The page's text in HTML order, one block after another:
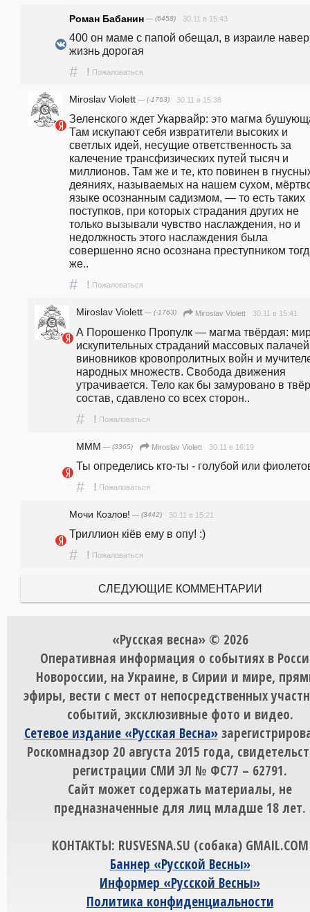
Роман Бабанин — (6458) 30.11 в 15:43
400 он маме с папой обещал, в израиле
жизнь дорогая
# ! Пожаловаться
Miroslav Violett — (-1763) 30.11 в 15:38
Зеленского ждет Укарвайр: это магма
Там искупают себя извратители высоких и
светлых идей, несущие ответственность за
калечение трансфизических путей тысяч и
миллионов. Там же и те, кто повинен в
деяниях, называемых на нашем сухом,
языке осознанным садизмом, — то есть таких
поступков, при которых страдания других не
только вызывали чувство наслаждения, но и
недолжность этого наслаждения была
совершенно ясно осознана преступником
же..
# ! Пожаловаться
Miroslav Violett — (-1763) Miroslav Violett 30.11 в 15:41
А Порошенко Пропулк — магма твёрдая:
искупительных страданий массовых
виновников кровопролитных войн и
народных множеств. Свобода движения
утрачивается. Тело как бы замуровано в
состав, сдавлено со всех сторон..
# ! Пожаловаться
MMM — (3365) Miroslav Violett 30.11 в 16:19
Ты определись кто-ты - голубой или
# ! Пожаловаться
Мочи Козлов! — (3442) 30.11 в 15:21
Триллион кiёв ему в опу! :)
# ! Пожаловаться
СЛЕДУЮЩИЕ КОММЕНТАРИИ
«Русская весна» © 2026
Оперативная информация о событиях в
Новороссии, на Украине, в Сирии и мире,
эфиры, вести с мест от непосредственных
событий, эксклюзивные фото и видео.
Сетевое издание «Русская Весна»
Роскомнадзор 20 августа 2015 года,
регистрации СМИ ЭЛ № ФС77 – 62791.
Сайт может содержать материалы, не
предназначенные для лиц младше 18 лет.
КОНТАКТЫ: RUSVESNA.SU (собака) GMAIL.COM
Баннер «Русской Весны»
Информер «Русской Весны»
Политика конфиденциальности